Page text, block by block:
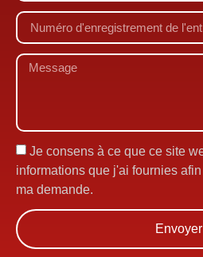
Je consens à ce que ce site
informations que j'ai fournies
ma demande.
Envoyer